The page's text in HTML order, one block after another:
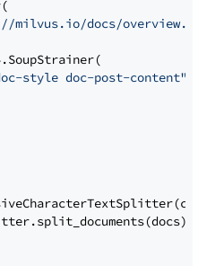
milvus.io/docs/overview.md"
style doc-post-content"